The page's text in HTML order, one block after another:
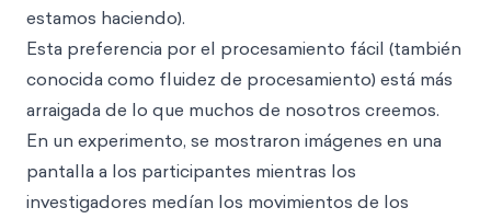
estamos haciendo).
Esta preferencia por el procesamiento fácil (también
conocida como fluidez de procesamiento) está más
arraigada de lo que muchos de nosotros creemos.
En un experimento, se mostraron imágenes en una
pantalla a los participantes mientras los
investigadores medían los movimientos de los